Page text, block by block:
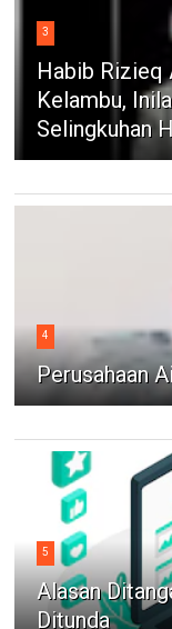
3
Habib Rizieq
Kelambu,
Selingkuhan
4
Perusahaan
5
Alasan
Ditunda